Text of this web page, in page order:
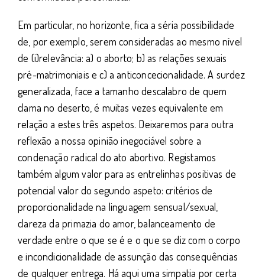
Em particular, no horizonte, fica a séria possibilidade
de, por exemplo, serem consideradas ao mesmo nível
de (i)relevância: a) o aborto; b) as relações sexuais
pré-matrimoniais e c) a anticoncecionalidade. A surdez
generalizada, face a tamanho descalabro de quem
clama no deserto, é muitas vezes equivalente em
relação a estes três aspetos. Deixaremos para outra
reflexão a nossa opinião inegociável sobre a
condenação radical do ato abortivo. Registamos
também algum valor para as entrelinhas positivas de
potencial valor do segundo aspeto: critérios de
proporcionalidade na linguagem sensual/sexual,
clareza da primazia do amor, balanceamento de
verdade entre o que se é e o que se diz com o corpo
e incondicionalidade de assunção das consequências
de qualquer entrega. Há aqui uma simpatia por certa